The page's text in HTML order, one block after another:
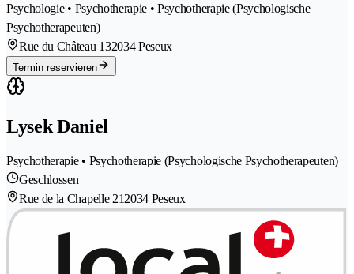
Psychologie • Psychotherapie • Psychotherapie (Psychologische
Psychotherapeuten)
Rue du Château 132034 Peseux
Termin reservieren
Lysek Daniel
Psychotherapie • Psychotherapie (Psychologische Psychotherapeuten)
Geschlossen
Rue de la Chapelle 212034 Peseux